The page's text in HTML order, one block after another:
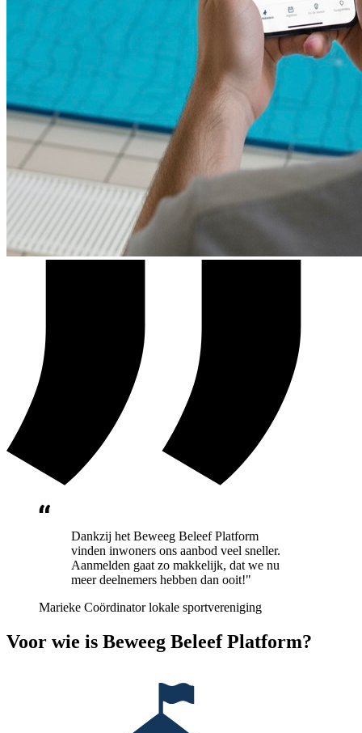
Dankzij het Beweeg Beleef Platform
vinden inwoners ons aanbod veel sneller.
Aanmelden gaat zo makkelijk, dat we nu
meer deelnemers hebben dan ooit!"
Marieke Coördinator lokale sportvereniging
Voor wie is Beweeg Beleef Platform?